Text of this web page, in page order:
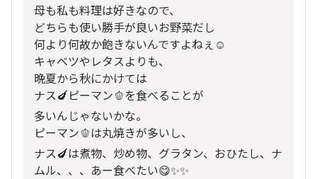
母も私も料理は好きなので、
どちらも使い勝手が良いお野菜だし
何より何故か飽きないんですよねぇ☺️
キャベツやレタスよりも、
晩夏から秋にかけては
ナス🍆ピーマン🫑を食べることが
多いんじゃないかな。
ピーマン🫑は丸焼きが多いし、
ナス🍆は煮物、炒め物、グラタン、おひたし、ナ
ムル、、、あー食べたい😋✨✨